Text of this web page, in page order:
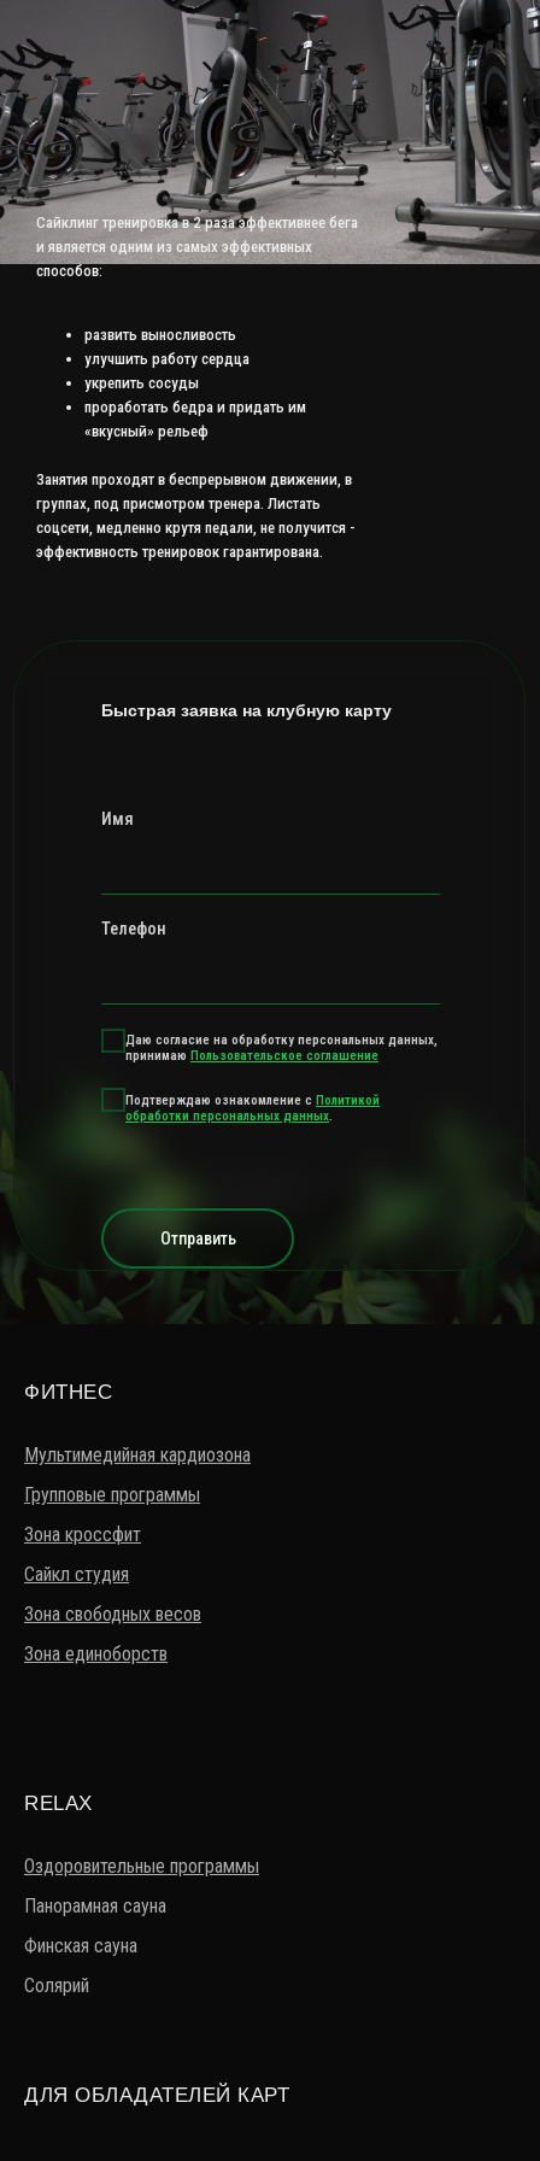
Сайклинг тренировка в 2 раза эффективнее бега
и является одним из самых эффективных
способов:
развить выносливость
улучшить работу сердца
укрепить сосуды
проработать бедра и придать им
«вкусный» рельеф
Занятия проходят в беспрерывном движении, в
группах, под присмотром тренера. Листать
соцсети, медленно крутя педали, не получится -
эффективность тренировок гарантирована.
Быстрая заявка на клубную карту
Имя
Телефон
Даю согласие на обработку персональных данных,
принимаю Пользовательское соглашение
Подтверждаю ознакомление с Политикой
обработки персональных данных.
Отправить
ФИТНЕС
RELAX
ДЛЯ ОБЛАДАТЕЛЕЙ КАРТ
Мультимедийная кардиозона
Оздоровительные программы
Панорамная сауна
Финская сауна
Солярий
Зона кроссфит
Зона свободных весов
Групповые программы
Сайкл студия
Зона единоборств